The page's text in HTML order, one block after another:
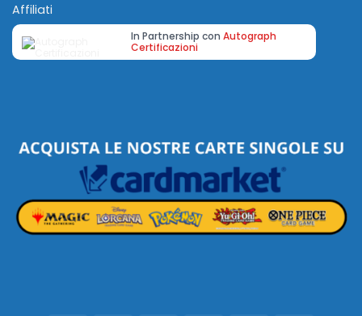
Affiliati
In Partnership con Autograph
Certificazioni